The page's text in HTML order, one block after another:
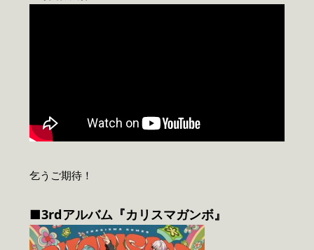
乞うご期待！
■3rdアルバム『カリスマガンボ』